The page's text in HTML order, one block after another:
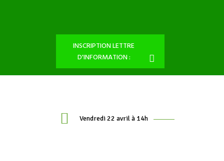
INSCRIPTION LETTRE
D'INFORMATION :
Vendredi 22 avril à 14h